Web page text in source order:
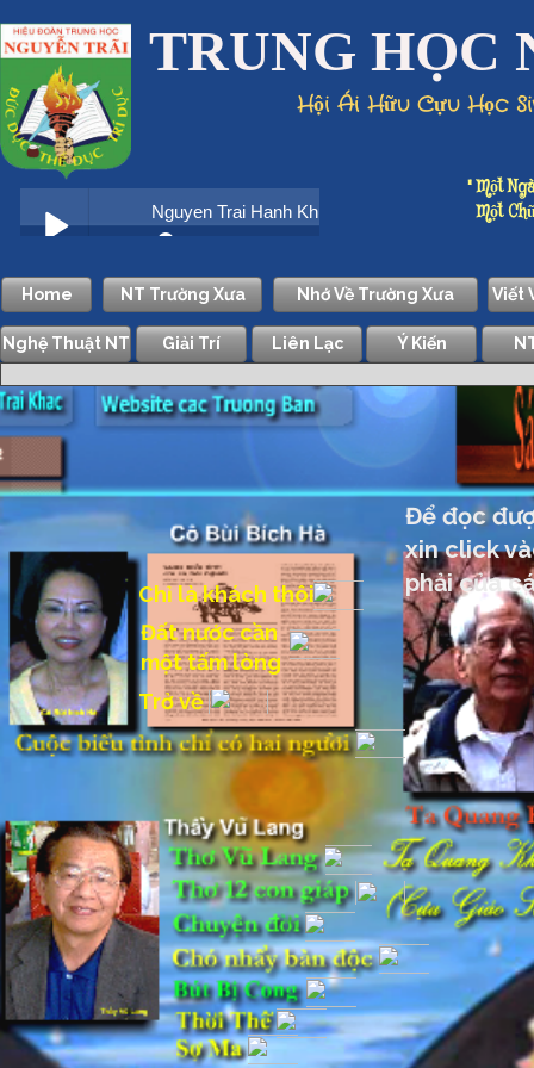
TRUNG HỌC
Hội Ái Hữu Cựu Học
" Một
Một
Home NT Trường Xưa Nhớ Về Trường Xưa Viết
Nghệ Thuật NT Giải Trí Liên Lạc Ý Kiến
Để đọc
xin click
phải của
Chỉ là khách thôi
Trở về
Đất nước cần
một tấm lòng